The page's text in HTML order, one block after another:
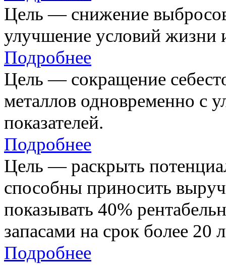
Цель — снижение
улучшение условий жизни
Подробнее
Цель — сокращение
металлов одновременно с
показателей.
Подробнее
Цель — раскрыть
способны приносить
показывать 40%
запасами на срок более 20
Подробнее